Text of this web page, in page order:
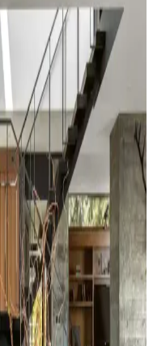
Yeşil,
Etkisi
atmosferini belirler.
ve kahverengi sıcaklık
kontrolünde avantaj
Işık ve
zemin ve pencere
Sıcak-soğuk kahverengi
örnekleri farklı ışık
Seçenekleri ve
sandalyeler, dayanıklılık
tasarım halılarla konfor
güçlenir.